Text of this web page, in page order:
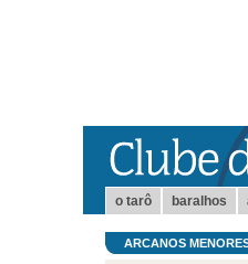
o tarô
baralhos
ARCANOS